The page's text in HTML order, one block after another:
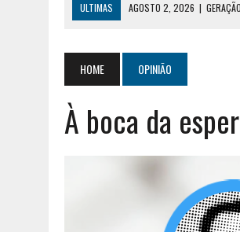
ULTIMAS AGOSTO 2, 2026 |
CASES DIVULGA
JULHO 26, 2026 | UM MARCO QUE
AGOSTO 6, 2026
UM ENTRE MUITOS
HOME OPINIÃO
À boca da